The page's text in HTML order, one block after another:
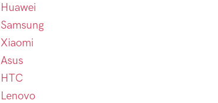
Huawei
Samsung
Xiaomi
Asus
HTC
Lenovo